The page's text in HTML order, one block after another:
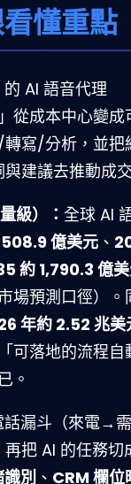
懂重點
AI 語音代理
從成本中心變成
寫/分析，並把
建議去推動成
級）： 全球 AI
億美元 、
約 1,790.3 億
場預測口徑）。
年約 2.52 兆美
可落地的流程自
。
話漏斗（來電→
把 AI 的任務切
別 、 CRM 欄位